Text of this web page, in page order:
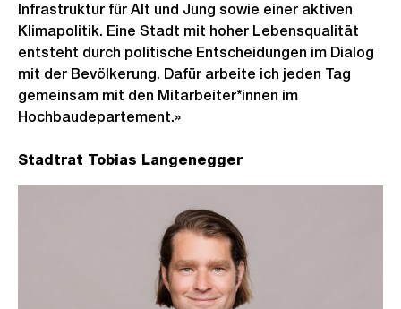
Infrastruktur für Alt und Jung sowie einer aktiven
Klimapolitik. Eine Stadt mit hoher Lebensqualität
entsteht durch politische Entscheidungen im Dialog
mit der Bevölkerung. Dafür arbeite ich jeden Tag
gemeinsam mit den Mitarbeiter*innen im
Hochbaudepartement.»
Stadtrat Tobias Langenegger